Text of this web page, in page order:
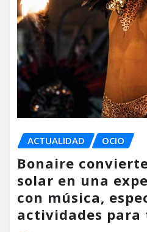
ACTUALIDAD OCIO
Bonaire
solar en una
con música,
actividades